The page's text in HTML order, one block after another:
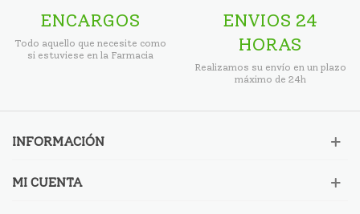
ENCARGOS
Todo aquello que necesite como
si estuviese en la Farmacia
ENVIOS 24
HORAS
Realizamos su envío en un plazo
máximo de 24h
INFORMACIÓN
MI CUENTA